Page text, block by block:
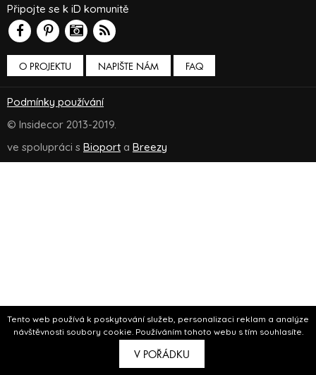
Tento web používá k poskytování služeb, personalizaci reklam a analýze
návštěvnosti soubory cookie. Používáním tohoto webu s tím souhlasíte.
V POŘÁDKU
O PROJEKTU NAPIŠTE NÁM
Připojte se k iD komunitě
FAQ
Podmínky používání
© Insidecor 2013-2019.
ve spolupráci s Bioport a Breezy